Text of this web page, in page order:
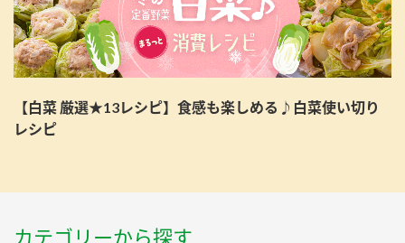
【白菜 厳選★13レシピ】食感も楽しめる♪白菜使い切り
レシピ
カテゴリーから探す